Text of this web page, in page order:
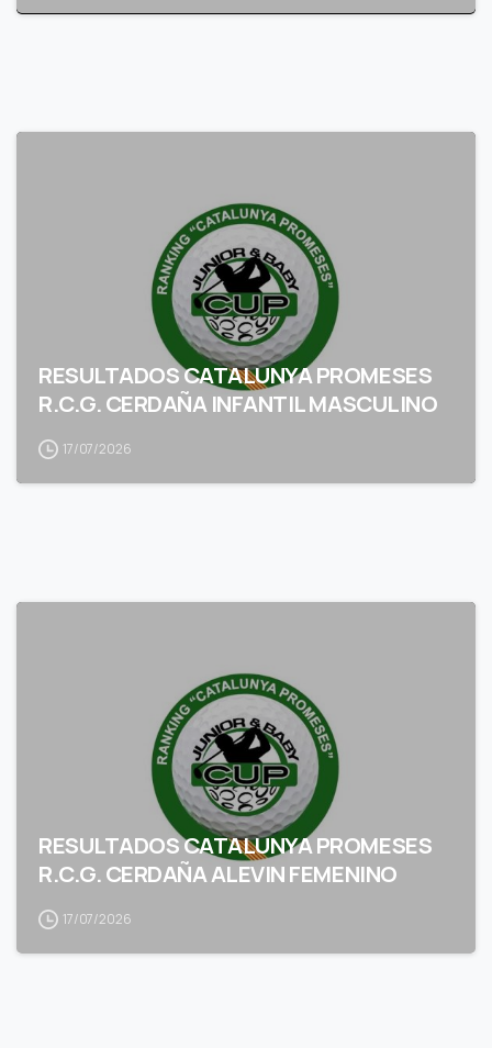
RESULTADOS CATALUNYA PROMESES
R.C.G. CERDAÑA INFANTIL MASCULINO
17/07/2026
RESULTADOS CATALUNYA PROMESES
R.C.G. CERDAÑA ALEVIN FEMENINO
17/07/2026